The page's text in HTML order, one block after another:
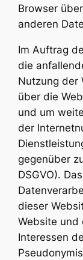
Browser
anderen
Im Auftrag
die
Nutzung der
über die
und um
der
gegenüber
DSGVO).
dieser
Website und
Interessen